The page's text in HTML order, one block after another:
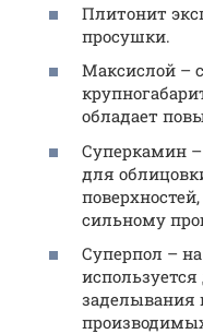
Плитонит
просушки.
Максислой –
обладает
Суперкамин
для
сильному
Суперпол –
заделывания